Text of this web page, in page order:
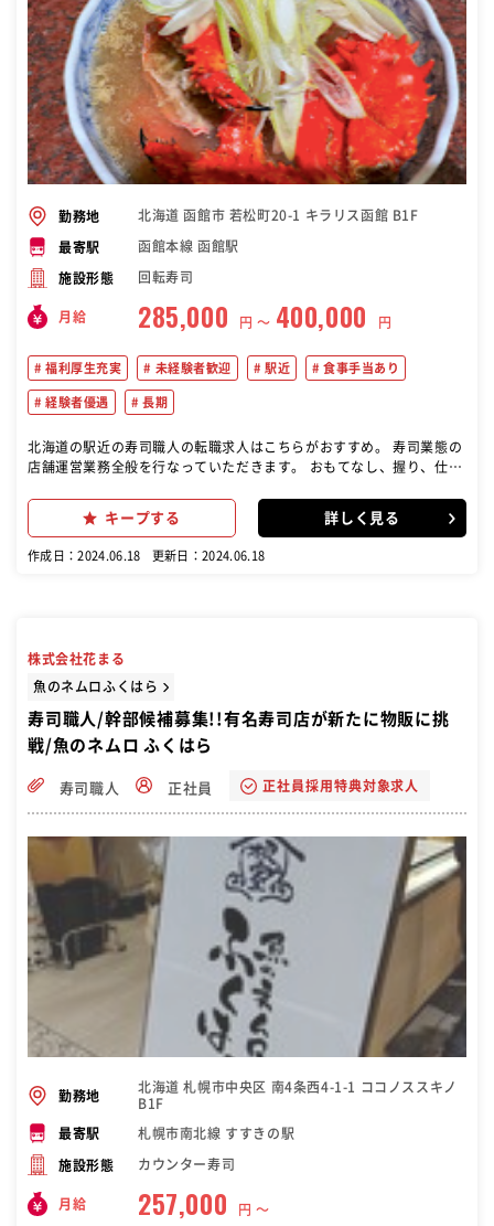
勤務地 北海道 函館市 若松町20-1 キラリス函館 B1F
最寄駅 函館本線 函館駅
施設形態 回転寿司
月給 285,000 円 〜 400,000 円
福利厚生充実 未経験者歓迎 駅近 食事手当あり
経験者優遇 長期
北海道の駅近の寿司職人の転職求人はこちらがおすすめ。 寿司業態の
店舗運営業務全般を行なっていただきます。 おもてなし、握り、仕込
店舗運営に関するあらゆる業務を行って頂きます。
キープする 詳しく見る
作成日：2024.06.18 更新日：2024.06.18
株式会社花まる
魚のネムロふくはら
寿司職人/幹部候補募集!!有名寿司店が新たに物販に挑
戦/魚のネムロ ふくはら
寿司職人 正社員 正社員採用特典対象求人
勤務地
北海道 札幌市中央区 南4条西4-1-1 ココノススキノ
B1F
最寄駅 札幌市南北線 すすきの駅
施設形態 カウンター寿司
月給 257,000 円 〜